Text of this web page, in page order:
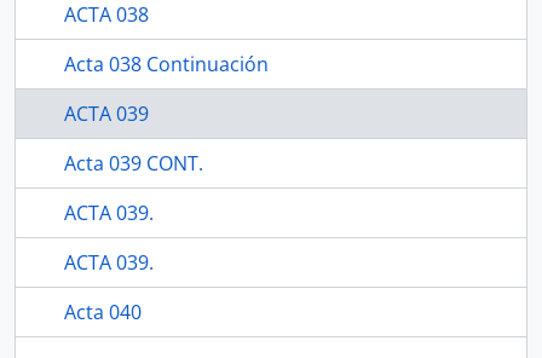
ACTA 038
Acta 038 Continuación
ACTA 039
Acta 039 CONT.
ACTA 039.
ACTA 039.
Acta 040